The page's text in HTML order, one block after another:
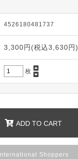
4526180481737
3,300円(税込3,630円)
枚
ADD TO CART
International Shoppers